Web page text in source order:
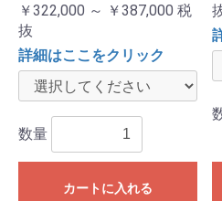
￥322,000 ～ ￥387,000 税
抜
詳細はここをクリック
数量
カートに入れる